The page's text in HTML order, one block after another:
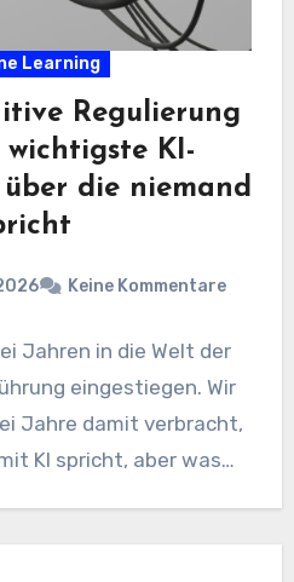
Learning
Regulierung
KI-
die niemand
Keine Kommentare
Jahren in die Welt der
eingestiegen. Wir
Jahre damit verbracht,
KI spricht, aber was…